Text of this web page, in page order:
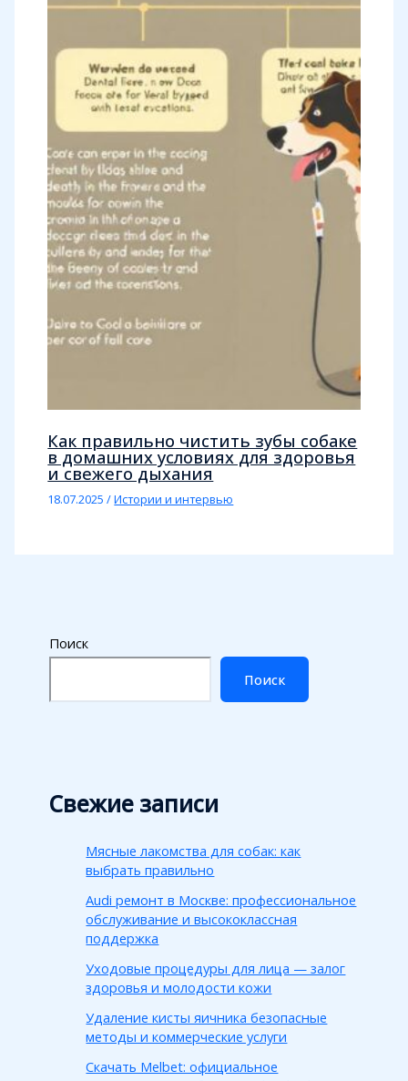
Как правильно чистить зубы собаке
в домашних условиях для здоровья
и свежего дыхания
18.07.2025/Истории и интервью
Поиск
Поиск
Свежие записи
Мясные лакомства для собак: как
выбрать правильно
Audi ремонт в Москве: профессиональное
обслуживание и высококлассная
поддержка
Уходовые процедуры для лица — залог
здоровья и молодости кожи
Удаление кисты яичника безопасные
методы и коммерческие услуги
Скачать Melbet: официальное